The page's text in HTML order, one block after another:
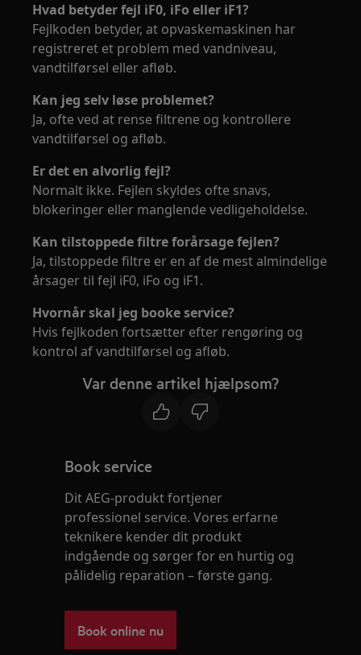
Hvad betyder fejl iF0, iFo eller iF1?
Fejlkoden betyder, at opvaskemaskinen har
registreret et problem med vandniveau,
vandtilførsel eller afløb.
Kan jeg selv løse problemet?
Ja, ofte ved at rense filtrene og kontrollere
vandtilførsel og afløb.
Er det en alvorlig fejl?
Normalt ikke. Fejlen skyldes ofte snavs,
blokeringer eller manglende vedligeholdelse.
Kan tilstoppede filtre forårsage fejlen?
Ja, tilstoppede filtre er en af de mest almindelige
årsager til fejl iF0, iFo og iF1.
Hvornår skal jeg booke service?
Hvis fejlkoden fortsætter efter rengøring og
kontrol af vandtilførsel og afløb.
Var denne artikel hjælpsom?
Book service
Dit AEG-produkt fortjener
professionel service. Vores erfarne
teknikere kender dit produkt
indgående og sørger for en hurtig og
pålidelig reparation – første gang.
Book online nu